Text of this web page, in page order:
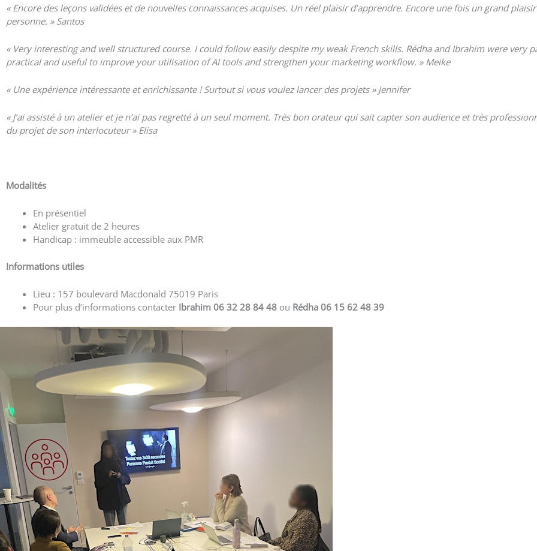
« Encore des leçons validées et de nouvelles connaissances acquises. Un réel plaisir d’apprendre. Encore une fois un grand
personne. » Santos
« Very interesting and well structured course. I could follow easily despite my weak French skills. Rédha and Ibrahim were very
practical and useful to improve your utilisation of AI tools and strengthen your marketing workflow. » Meike
« Une expérience intéressante et enrichissante ! Surtout si vous voulez lancer des projets » Jennifer
« J’ai assisté à un atelier et je n’ai pas regretté à un seul moment. Très bon orateur qui sait capter son audience et très
du projet de son interlocuteur » Elisa
Modalités
En présentiel
Atelier gratuit de 2 heures
Handicap : immeuble accessible aux PMR
Informations utiles
Lieu : 157 boulevard Macdonald 75019 Paris
Pour plus d’informations contacter Ibrahim 06 32 28 84 48 ou Rédha 06 15 62 48 39